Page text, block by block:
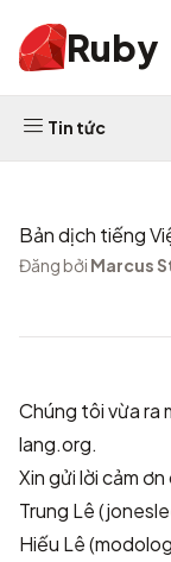
Ruby
Tin tức
Bản dịch tiếng
Đăng bởi Marcus
Chúng tôi vừa ra
lang.org.
Xin gửi lời cảm
Trung Lê
Hiếu Lê